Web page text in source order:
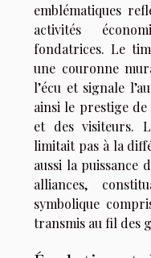
emblématiques
activités
fondatrices. Le
une couronne
l’écu et signale
ainsi le prestige
et des visiteurs.
limitait pas à la
aussi la puissance
alliances,
symbolique
transmis au fil des